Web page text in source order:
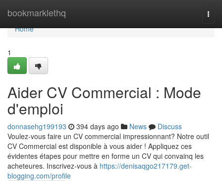
bookmarklethq
Home
Home
1
Aider CV Commercial : Mode
d'emploi
donnasehg199193 394 days ago News
Discuss
Voulez-vous faire un CV commercial impressionnant? Notre outil
CV Commercial est disponible à vous aider ! Appliquez ces
évidentes étapes pour mettre en forme un CV qui convainq les
acheteures. Inscrivez-vous à https://denisaqgo217179.get-
blogging.com/profile